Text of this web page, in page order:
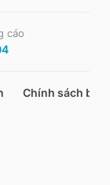
cáo
Chính sách bảo